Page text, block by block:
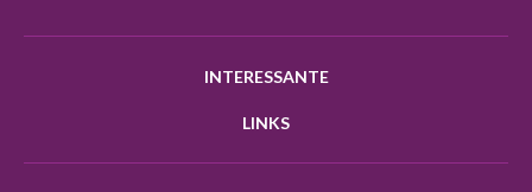
INTERESSANTE
LINKS